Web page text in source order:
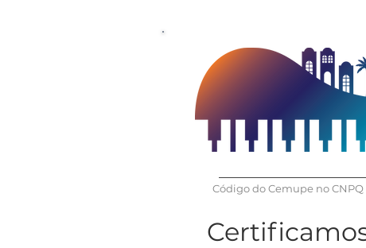
Código do Cemupe no CNPQ